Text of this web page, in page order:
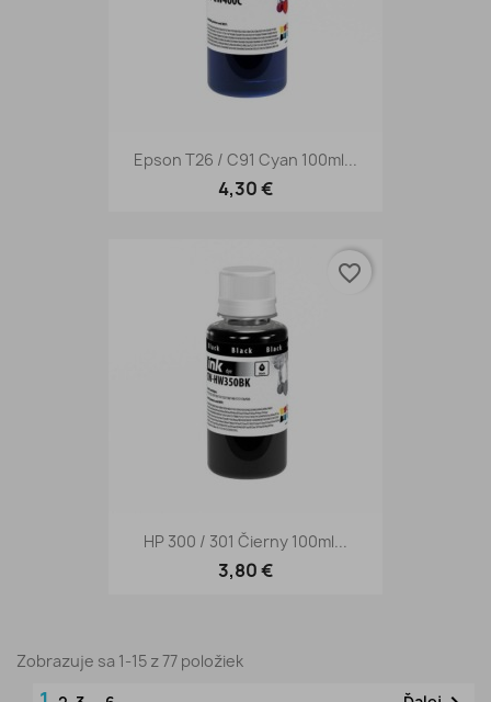
Epson T26 / C91 Cyan 100ml...
4,30 €
HP 300 / 301 Čierny 100ml...
3,80 €
favorite_border
Zobrazuje sa 1-15 z 77 položiek